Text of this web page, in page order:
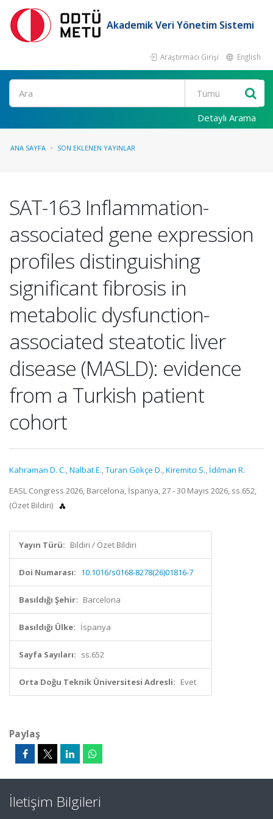
Akademik Veri Yönetim Sistemi
Araştırmacı Girişi English
Ara
Detaylı Arama
ANA SAYFA SON EKLENEN YAYINLAR
SAT-163 Inflammation-
associated gene expression
profiles distinguishing
significant fibrosis in
metabolic dysfunction-
associated steatotic liver
disease (MASLD): evidence
from a Turkish patient
cohort
Kahraman D. C.,Nalbat E.,Turan Gökçe D.,Kiremitci S., İdilman R.
EASL Congress 2026, Barcelona, İspanya, 27 - 30 Mayıs 2026, ss.652,
(Özet Bildiri)
Yayın Türü: Bildiri / Özet Bildiri
Doi Numarası: 10.1016/s0168-8278(26)01816-7
Basıldığı Şehir: Barcelona
Basıldığı Ülke: İspanya
Sayfa Sayıları: ss.652
Orta Doğu Teknik Üniversitesi Adresli: Evet
Paylaş
İletişim Bilgileri